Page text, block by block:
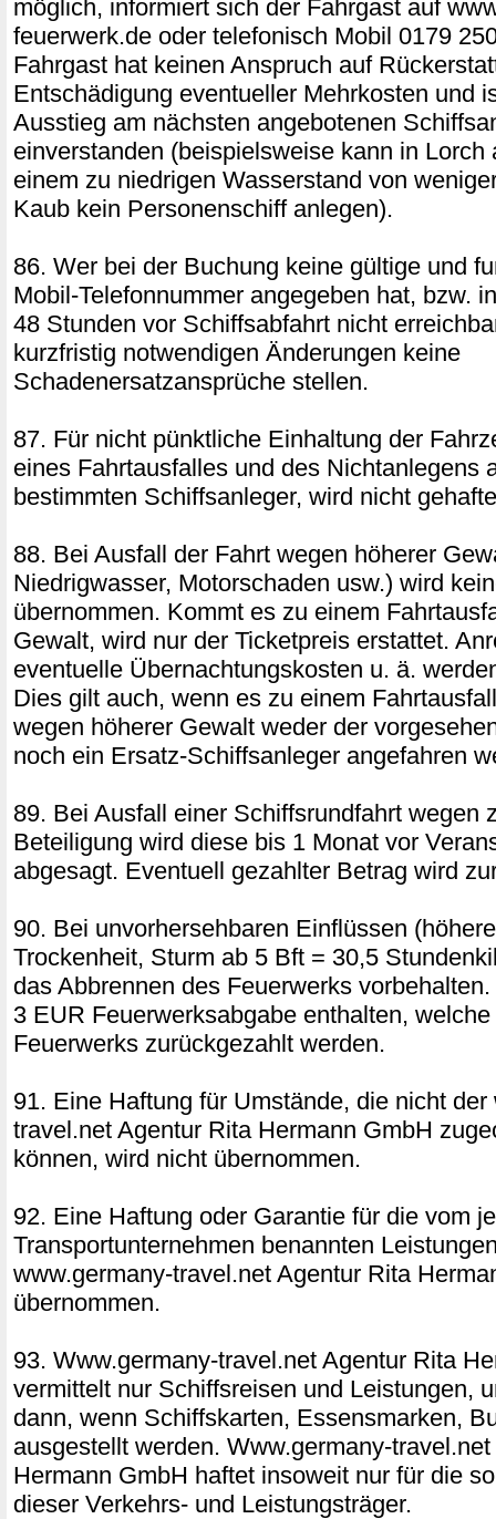
möglich, informiert sich der Fahrgast auf
feuerwerk.de oder telefonisch Mobil 0179
Fahrgast hat keinen Anspruch auf
Entschädigung eventueller Mehrkosten und
Ausstieg am nächsten angebotenen
einverstanden (beispielsweise kann in Lorch
einem zu niedrigen Wasserstand von
Kaub kein Personenschiff anlegen).
86. Wer bei der Buchung keine gültige und
Mobil-Telefonnummer angegeben hat, bzw.
48 Stunden vor Schiffsabfahrt nicht
kurzfristig notwendigen Änderungen keine
Schadenersatzansprüche stellen.
87. Für nicht pünktliche Einhaltung der
eines Fahrtausfalles und des Nichtanlegens
bestimmten Schiffsanleger, wird nicht
88. Bei Ausfall der Fahrt wegen höherer
Niedrigwasser, Motorschaden usw.) wird
übernommen. Kommt es zu einem
Gewalt, wird nur der Ticketpreis erstattet.
eventuelle Übernachtungskosten u. ä.
Dies gilt auch, wenn es zu einem
wegen höherer Gewalt weder der
noch ein Ersatz-Schiffsanleger angefahren
89. Bei Ausfall einer Schiffsrundfahrt wegen
Beteiligung wird diese bis 1 Monat vor
abgesagt. Eventuell gezahlter Betrag wird
90. Bei unvorhersehbaren Einflüssen
Trockenheit, Sturm ab 5 Bft = 30,5
das Abbrennen des Feuerwerks
3 EUR Feuerwerksabgabe enthalten,
Feuerwerks zurückgezahlt werden.
91. Eine Haftung für Umstände, die nicht der
travel.net Agentur Rita Hermann GmbH
können, wird nicht übernommen.
92. Eine Haftung oder Garantie für die vom
Transportunternehmen benannten
www.germany-travel.net Agentur Rita
übernommen.
93. Www.germany-travel.net Agentur Rita
vermittelt nur Schiffsreisen und Leistungen,
dann, wenn Schiffskarten, Essensmarken,
ausgestellt werden. Www.germany-
Hermann GmbH haftet insoweit nur für die
dieser Verkehrs- und Leistungsträger.